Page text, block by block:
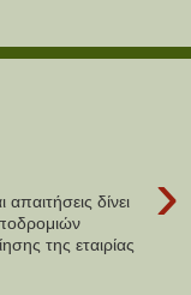
›
δίνει
της εταιρίας